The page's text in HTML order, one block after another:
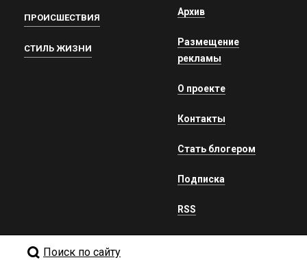
ПРОИСШЕСТВИЯ
СТИЛЬ ЖИЗНИ
Архив
Размещение
рекламы
О проекте
Контакты
Стать блогером
Подписка
RSS
Поиск по сайту